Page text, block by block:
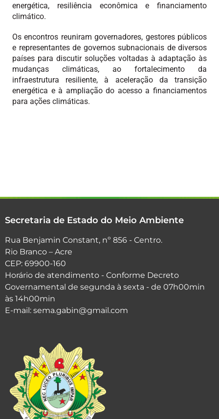
energética, resiliência econômica e financiamento
climático.
Os encontros reuniram governadores, gestores públicos
e representantes de governos subnacionais de diversos
países para discutir soluções voltadas à adaptação às
mudanças climáticas, ao fortalecimento da
infraestrutura resiliente, à aceleração da transição
energética e à ampliação do acesso a financiamentos
para ações climáticas.
Secretaria de Estado do Meio Ambiente
Rua Benjamin Constant, nº 856 - Centro.
Rio Branco – Acre
CEP: 69900-160
Horário de atendimento - Conforme Decreto
Governamental de segunda à sexta - de 07h00min
às 14h00min
E-mail: sema.gabin@gmail.com